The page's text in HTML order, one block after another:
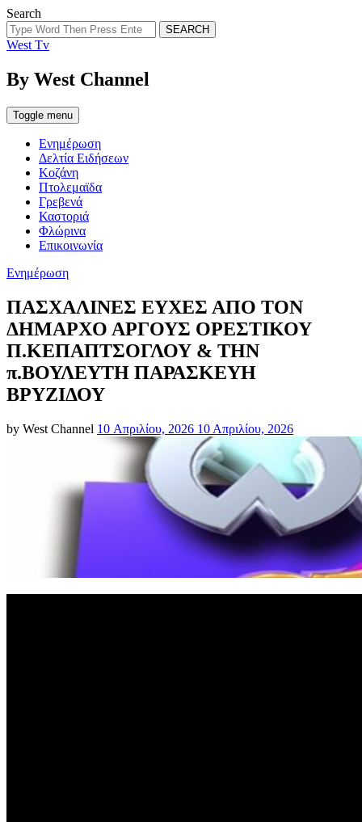
Search
SEARCH
West Tv
By West Channel
Toggle menu
Ενημέρωση
Δελτία Ειδήσεων
Κοζάνη
Πτολεμαϊδα
Γρεβενά
Καστοριά
Φλώρινα
Επικοινωνία
Categories
Ενημέρωση
ΠΑΣΧΑΛΙΝΕΣ ΕΥΧΕΣ ΑΠΟ ΤΟΝ
ΔΗΜΑΡΧΟ ΑΡΓΟΥΣ ΟΡΕΣΤΙΚΟΥ
Π.ΚΕΠΑΠΤΣΟΓΛΟΥ & ΤΗΝ
π.ΒΟΥΛΕΥΤΗ ΠΑΡΑΣΚΕΥΗ
ΒΡΥΖΙΔΟΥ
by West Channel Posted
10 Απριλίου, 2026 10 Απριλίου, 2026